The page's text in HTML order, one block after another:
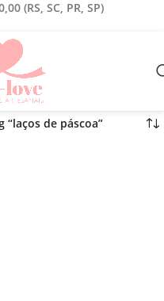
(RS, SC, PR, SP)
de páscoa”